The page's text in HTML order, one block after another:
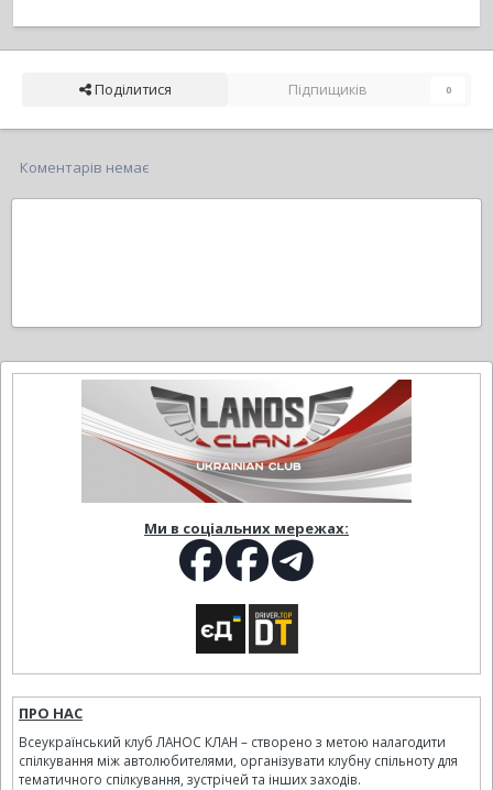
Поділитися Підпищиків 0
Коментарів немає
Ми в соціальних мережах:
ПРО НАС
Всеукраїнський клуб ЛАНОС КЛАН – створено з метою налагодити
спілкування між автолюбителями, організувати клубну спільноту для
тематичного спілкування, зустрічей та інших заходів.